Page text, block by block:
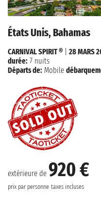
États Unis, Bahamas
extérieure de 920 €
prix par personne taxes incluses
CARNIVAL SPIRIT ®
28 MARS
durée: 7 nuits
Départs de: Mobile